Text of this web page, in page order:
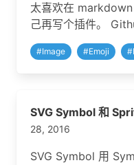
太喜欢在
己再写个插件。
#Image #Emoji #
SVG Symbol 和
28, 2016
SVG Symbol 用